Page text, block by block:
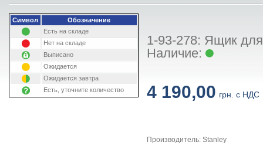
Символ
Обозначение
Есть на складе
Нет на складе
Выписано
Ожидается
Ожидается завтра
Есть, уточните количество
1-93-278: Ящик
Наличие:
4 190,00 грн. с НДС
Производитель: Stanley